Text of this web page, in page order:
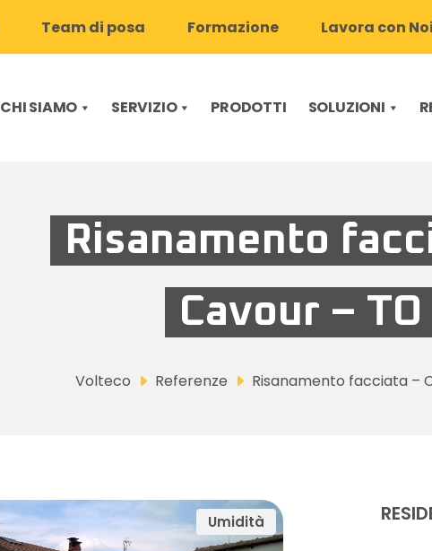
Team di posa Formazione Lavora con Noi
CHI SIAMO SERVIZIO PRODOTTI SOLUZIONI
Risanamento
Cavour – TO
Volteco Referenze Risanamento facciata –
Umidità